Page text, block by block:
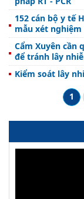
152 cán bộ y tế
mẫu xét
Cẩm Xuyên cần
để tránh lây
Kiểm soát lây
1